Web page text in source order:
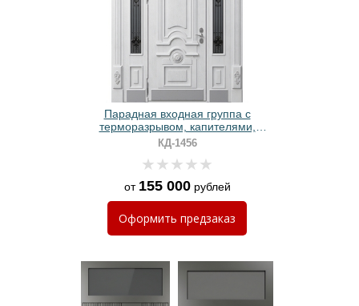
Парадная входная группа с
терморазрывом, капителями,
отбойниками, ковкой, стеклами и
белыми панелями МДФ с резьбой
КД-1456
от 155 000рублей
Оформить предзаказ